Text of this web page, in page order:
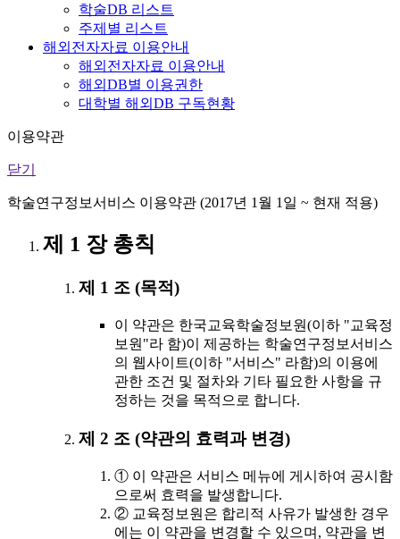
학술DB 리스트
주제별 리스트
해외전자자료 이용안내
해외전자자료 이용안내
해외DB별 이용권한
대학별 해외DB 구독현황
이용약관
닫기
학술연구정보서비스 이용약관 (2017년 1월 1일 ~ 현재 적용)
제 1 장 총칙
제 1 조 (목적)
이 약관은 한국교육학술정보원(이하 "교육정
보원"라 함)이 제공하는 학술연구정보서비스
의 웹사이트(이하 "서비스" 라함)의 이용에
관한 조건 및 절차와 기타 필요한 사항을 규
정하는 것을 목적으로 합니다.
제 2 조 (약관의 효력과 변경)
① 이 약관은 서비스 메뉴에 게시하여 공시함
으로써 효력을 발생합니다.
② 교육정보원은 합리적 사유가 발생한 경우
에는 이 약관을 변경할 수 있으며, 약관을 변